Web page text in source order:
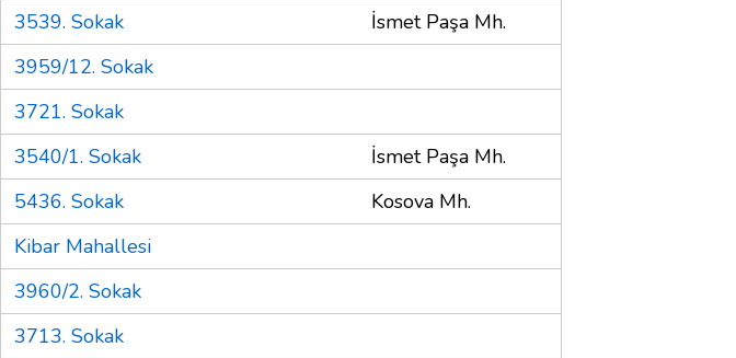
3539. Sokak
İsmet Paşa Mh.
3959/12. Sokak
3721. Sokak
3540/1. Sokak
İsmet Paşa Mh.
5436. Sokak
Kosova Mh.
Kibar Mahallesi
3960/2. Sokak
3713. Sokak